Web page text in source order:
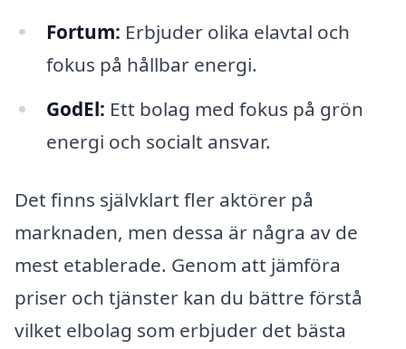
Fortum: Erbjuder olika elavtal och
fokus på hållbar energi.
GodEl: Ett bolag med fokus på grön
energi och socialt ansvar.
Det finns självklart fler aktörer på
marknaden, men dessa är några av de
mest etablerade. Genom att jämföra
priser och tjänster kan du bättre förstå
vilket elbolag som erbjuder det bästa